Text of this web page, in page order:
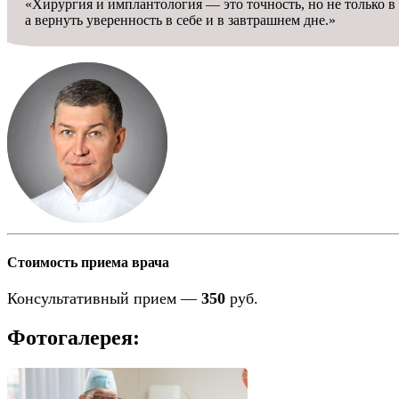
«Хирургия и имплантология — это точность, но не только
а вернуть уверенность в себе и в завтрашнем дне.»
Стоимость приема врача
Консультативный прием — 350 руб.
Фотогалерея: